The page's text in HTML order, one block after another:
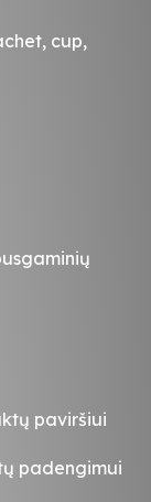
cup,
paviršiui
padengimui